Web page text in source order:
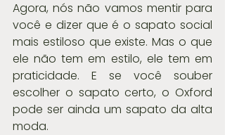
Agora, nós não vamos mentir para
você e dizer que é o sapato social
mais estiloso que existe. Mas o que
ele não tem em estilo, ele tem em
praticidade. E se você souber
escolher o sapato certo, o Oxford
pode ser ainda um sapato da alta
moda.